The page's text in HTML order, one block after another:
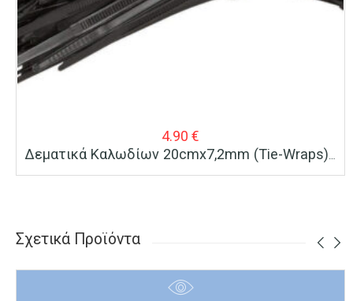
4.90 €
Σχετικά Προϊόντα